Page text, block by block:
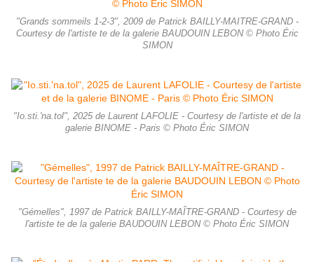
"Grands sommeils 1-2-3", 2009 de Patrick BAILLY-MAITRE-GRAND -
Courtesy de l'artiste te de la galerie BAUDOUIN LEBON © Photo Éric
SIMON
"Io.sti.'na.tol", 2025 de Laurent LAFOLIE - Courtesy de l'artiste et de la
galerie BINOME - Paris © Photo Éric SIMON
"Gémelles", 1997 de Patrick BAILLY-MAÎTRE-GRAND - Courtesy de
l'artiste te de la galerie BAUDOUIN LEBON © Photo Éric SIMON